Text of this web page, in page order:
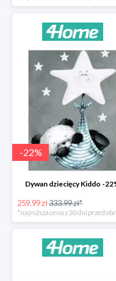
-22%
Dywan dziecięcy Kiddo -
259.99 zł333.99 zł*